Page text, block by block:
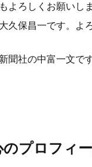
よろしくお願いしま
久保昌一です。よ
聞社の中富一文で
のプロフィ